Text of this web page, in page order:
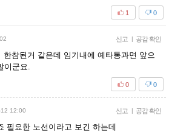
0
1
신고 | 공감 확인
한참된거 같은데 임기내에 예타통과면 앞으
이군요.
0
0
12:00 신고 | 공감 확인
필요한 노선이라고 보긴 하는데